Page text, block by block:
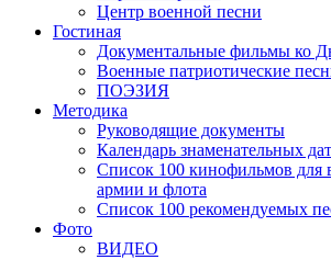
Центр военной песни
Гостиная
Документальные фильмы ко
Военные патриотические
ПОЭЗИЯ
Методика
Руководящие документы
Календарь знаменательных дат
Список 100 кинофильмов для
армии и флота
Список 100 рекомендуемых
Фото
ВИДЕО